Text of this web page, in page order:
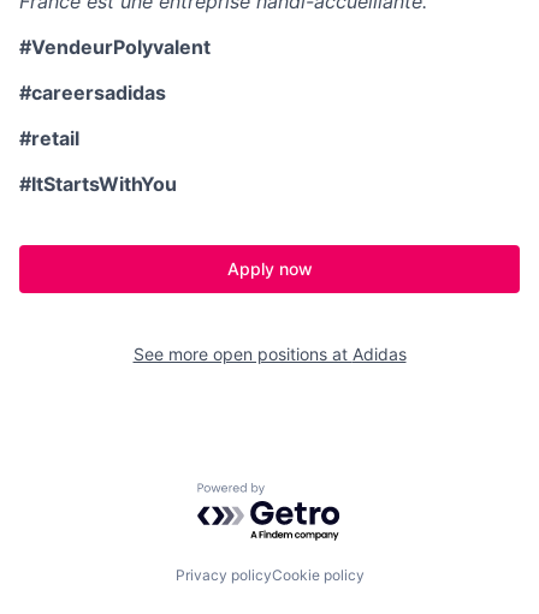
#VendeurPolyvalent
#careersadidas
#retail
#ItStartsWithYou
Apply now
See more open positions at Adidas
Powered by Getro.com
Privacy policyCookie policy